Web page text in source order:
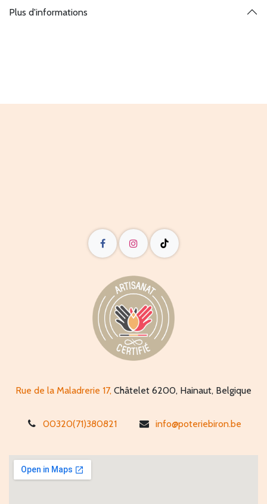
Plus d'informations
Rue de la Maladrerie 17, Châtelet 6200, Hainaut, Belgique
00320(71)380821 info@poteriebiron.be